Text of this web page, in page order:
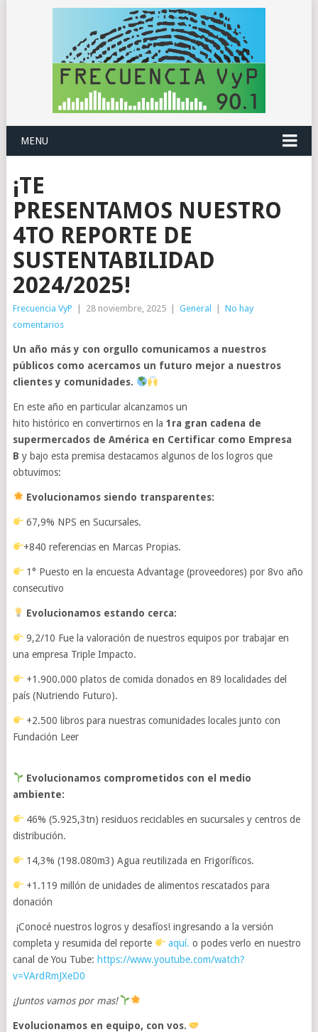
MENU
¡TE
PRESENTAMOS NUESTRO
4TO REPORTE DE
SUSTENTABILIDAD
2024/2025!
Frecuencia VyP 28 noviembre, 2025 General
No hay
comentarios
Un año más y con orgullo comunicamos a nuestros
públicos como acercamos un futuro mejor a nuestros
clientes y comunidades.
En este año en particular alcanzamos un
hito histórico en convertirnos en la 1ra gran cadena de
supermercados de América en Certificar como Empresa
B y bajo esta premisa destacamos algunos de los logros que
obtuvimos:
Evolucionamos siendo transparentes:
67,9% NPS en Sucursales.
+840 referencias en Marcas Propias.
1° Puesto en la encuesta Advantage (proveedores) por 8vo año
consecutivo
Evolucionamos estando cerca:
9,2/10 Fue la valoración de nuestros equipos por trabajar en
una empresa Triple Impacto.
+1.900.000 platos de comida donados en 89 localidades del
país (Nutriendo Futuro).
+2.500 libros para nuestras comunidades locales junto con
Fundación Leer
Evolucionamos comprometidos con el medio
ambiente:
46% (5.925,3tn) residuos reciclables en sucursales y centros de
distribución.
14,3% (198.080m3) Agua reutilizada en Frigoríficos.
+1.119 millón de unidades de alimentos rescatados para
donación
¡Conocé nuestros logros y desafíos! ingresando a la versión
completa y resumida del reporte
aquí. o podes verlo en nuestro
canal de You Tube: https://www.youtube.com/watch?
v=VArdRmJXeD0
¡Juntos vamos por mas!
Evolucionamos en equipo, con vos.